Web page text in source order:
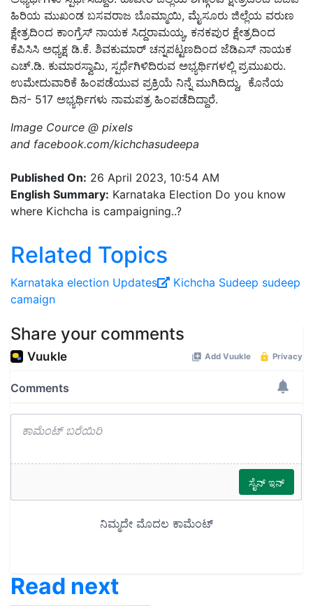
ಹಿರಿಯ ಮುಖಂಡ ಬಸವರಾಜ ಬೊಮ್ಮಾಯಿ, ಮೈಸೂರು ಜಿಲ್ಲೆಯ ವರುಣ
ಕ್ಷೇತ್ರದಿಂದ ಕಾಂಗ್ರೆಸ್ ನಾಯಕ ಸಿದ್ದರಾಮಯ್ಯ, ಕನಕಪುರ ಕ್ಷೇತ್ರದಿಂದ
ಕೆಪಿಸಿಸಿ ಅಧ್ಯಕ್ಷ ಡಿ.ಕೆ. ಶಿವಕುಮಾರ್ ಚನ್ನಪಟ್ಟಣದಿಂದ ಜೆಡಿಎಸ್ ನಾಯಕ
ಎಚ್.ಡಿ. ಕುಮಾರಸ್ವಾಮಿ, ಸ್ಪರ್ಧೆಗಿಳಿದಿರುವ ಅಭ್ಯರ್ಥಿಗಳಲ್ಲಿ ಪ್ರಮುಖರು.
ಉಮೇದುವಾರಿಕೆ ಹಿಂಪಡೆಯುವ ಪ್ರಕ್ರಿಯೆ ನಿನ್ನೆ ಮುಗಿದಿದ್ದು, ಕೊನೆಯ
ದಿನ- 517 ಅಭ್ಯರ್ಥಿಗಳು ನಾಮಪತ್ರ ಹಿಂಪಡೆದಿದ್ದಾರೆ.
Image Cource @ pixels
and facebook.com/kichchasudeepa
Published On: 26 April 2023, 10:54 AM
English Summary: Karnataka Election Do you know
where Kichcha is campaigning..?
Related Topics
Karnataka election Updates Kichcha Sudeep sudeep
camaign
Share your comments
Read next